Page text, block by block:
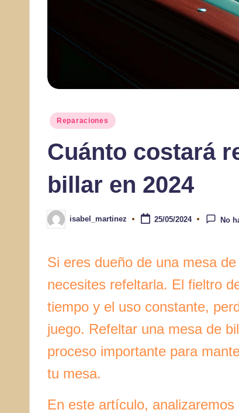
Publicado
Reparaciones
Cuánto costará
billar en 2024
Publicado
por
isabel_martinez 25/05/2024 No
Si eres dueño de una mesa
necesites refeltarla. El fieltro
tiempo y el uso constante,
juego. Refeltar una mesa de
proceso importante para
tu mesa.
En este artículo, analizaremos